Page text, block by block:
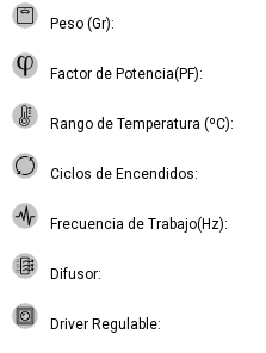
Peso (Gr)
Factor de Potencia(PF)
Rango de Temperatura (ºC)
Ciclos de Encendidos
Frecuencia de Trabajo(Hz)
Difusor
Driver Regulable